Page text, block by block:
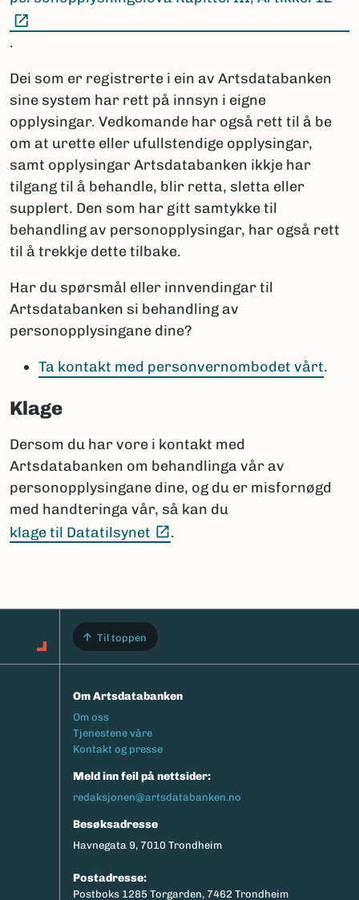
.
Dei som er registrerte i ein av Artsdatabanken
sine system har rett på innsyn i eigne
opplysingar. Vedkomande har også rett til å be
om at urette eller ufullstendige opplysingar,
samt opplysingar Artsdatabanken ikkje har
tilgang til å behandle, blir retta, sletta eller
supplert. Den som har gitt samtykke til
behandling av personopplysingar, har også rett
til å trekkje dette tilbake.
Har du spørsmål eller innvendingar til
Artsdatabanken si behandling av
personopplysingane dine?
Ta kontakt med personvernombodet vårt.
Klage
Dersom du har vore i kontakt med
Artsdatabanken om behandlinga vår av
personopplysingane dine, og du er misfornøgd
med handteringa vår, så kan du
klage til Datatilsynet
.
Til toppen
Om Artsdatabanken
Footermeny
Om oss
Tjenestene våre
Kontakt og presse
Meld inn feil på nettsider:
redaksjonen@artsdatabanken.no
Besøksadresse
Havnegata 9, 7010 Trondheim
Postadresse:
Postboks 1285 Torgarden, 7462 Trondheim